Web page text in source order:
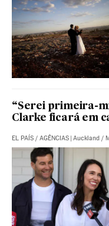
“Serei primeira-
Clarke ficará em
EL PAÍS / AGÊNCIAS | Auckland /